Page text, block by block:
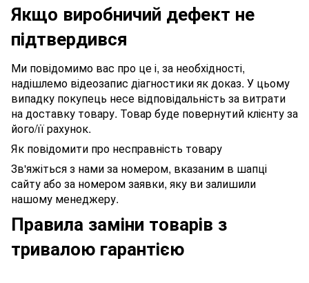
Якщо виробничий дефект не
підтвердився
Ми повідомимо вас про це і, за необхідності,
надішлемо відеозапис діагностики як доказ. У цьому
випадку покупець несе відповідальність за витрати
на доставку товару. Товар буде повернутий клієнту за
його/її рахунок.
Як повідомити про несправність товару
Зв'яжіться з нами за номером, вказаним в шапці
сайту або за номером заявки, яку ви залишили
нашому менеджеру.
Правила заміни товарів з
тривалою гарантією